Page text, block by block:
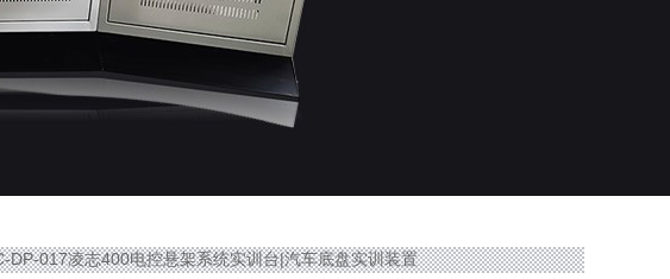
DP-017凌志400电控悬架系统实训台|汽车底盘实训装置